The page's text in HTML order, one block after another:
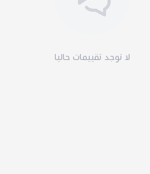
لا توجد تقييمات حاليا